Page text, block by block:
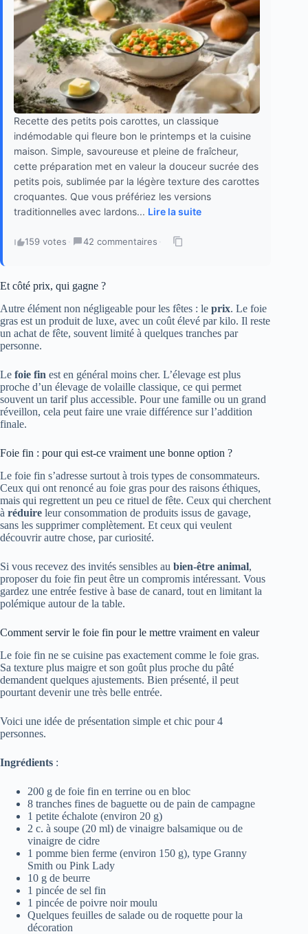
Recette des petits pois carottes, un classique
indémodable qui fleure bon le printemps et la cuisine
maison. Simple, savoureuse et pleine de fraîcheur,
cette préparation met en valeur la douceur sucrée des
petits pois, sublimée par la légère texture des carottes
croquantes. Que vous préfériez les versions
traditionnelles avec lardons... Lire la suite
159 votes · 42 commentaires ·
Et côté prix, qui gagne ?
Autre élément non négligeable pour les fêtes : le prix. Le foie
gras est un produit de luxe, avec un coût élevé par kilo. Il reste
un achat de fête, souvent limité à quelques tranches par
personne.
Le foie fin est en général moins cher. L’élevage est plus
proche d’un élevage de volaille classique, ce qui permet
souvent un tarif plus accessible. Pour une famille ou un grand
réveillon, cela peut faire une vraie différence sur l’addition
finale.
Foie fin : pour qui est-ce vraiment une bonne option ?
Le foie fin s’adresse surtout à trois types de consommateurs.
Ceux qui ont renoncé au foie gras pour des raisons éthiques,
mais qui regrettent un peu ce rituel de fête. Ceux qui cherchent
à réduire leur consommation de produits issus de gavage,
sans les supprimer complètement. Et ceux qui veulent
découvrir autre chose, par curiosité.
Si vous recevez des invités sensibles au bien-être animal,
proposer du foie fin peut être un compromis intéressant. Vous
gardez une entrée festive à base de canard, tout en limitant la
polémique autour de la table.
Comment servir le foie fin pour le mettre vraiment en valeur
Le foie fin ne se cuisine pas exactement comme le foie gras.
Sa texture plus maigre et son goût plus proche du pâté
demandent quelques ajustements. Bien présenté, il peut
pourtant devenir une très belle entrée.
Voici une idée de présentation simple et chic pour 4
personnes.
Ingrédients :
200 g de foie fin en terrine ou en bloc
8 tranches fines de baguette ou de pain de campagne
1 petite échalote (environ 20 g)
2 c. à soupe (20 ml) de vinaigre balsamique ou de
vinaigre de cidre
1 pomme bien ferme (environ 150 g), type Granny
Smith ou Pink Lady
10 g de beurre
1 pincée de sel fin
1 pincée de poivre noir moulu
Quelques feuilles de salade ou de roquette pour la
décoration